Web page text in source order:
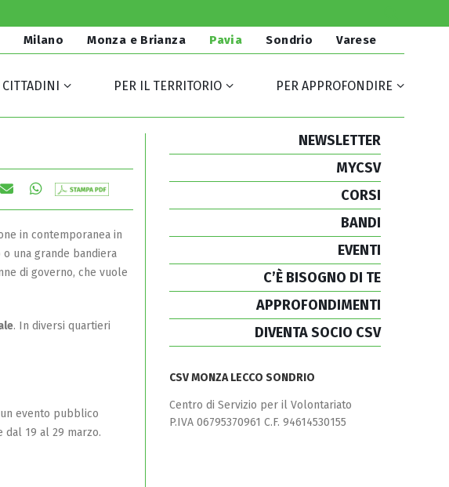
Milano Monza e Brianza Pavia Sondrio Varese
CITTADINI PER IL TERRITORIO PER APPROFONDIRE
in contemporanea in
una grande bandiera
di governo, che vuole
. In diversi quartieri
evento pubblico
dal 19 al 29 marzo.
NEWSLETTER
MYCSV
CORSI
BANDI
EVENTI
C’È BISOGNO DI TE
APPROFONDIMENTI
DIVENTA SOCIO CSV
CSV MONZA LECCO SONDRIO
Centro di Servizio per il Volontariato
P.IVA 06795370961 C.F. 94614530155